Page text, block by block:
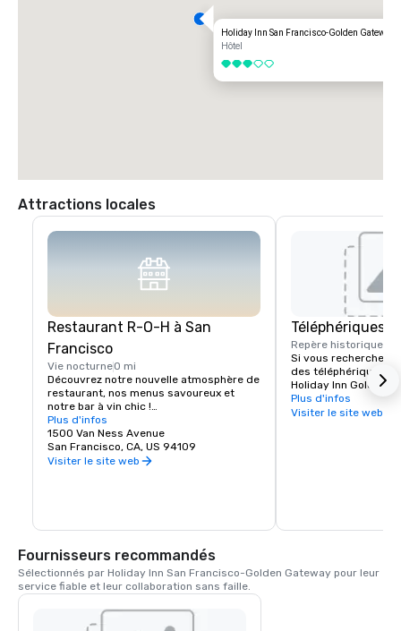
Holiday Inn San Francisco-Golden Gateway
Hôtel
3 sur 5
Attractions locales
Restaurant R-O-H à San
Francisco
Vie nocturne0 mi
Découvrez notre nouvelle atmosphère de
restaurant, nos menus savoureux et
notre bar à vin chic !
Les clients séjournant à l'hôtel Holiday
Inn San Francisco n'ont pas à s'aventurer
bien loin pour trouver un délicieux
artisanale locale et internationale, un bar
de Sonoma, une sélection de spiritueux
et un menu de plats provenant de l'un
des quartiers emblématiques de San
Francisco. Le bar-restaurant R-O-H est
la pièce maîtresse de notre nouveau hall
dynamique, qui accueillera les clients
Plus d'infos
1500 Van Ness Avenue
San Francisco, CA, US 94109
Visiter le site web
Téléphériques
Repère historique
Si vous recherchez
des téléphériques
Holiday Inn Golden
quelques pas de
téléphériques
Plus d'infos
Visiter le site web
Fournisseurs recommandés
Sélectionnés par Holiday Inn San Francisco-Golden Gateway pour leur
service fiable et leur collaboration sans faille.